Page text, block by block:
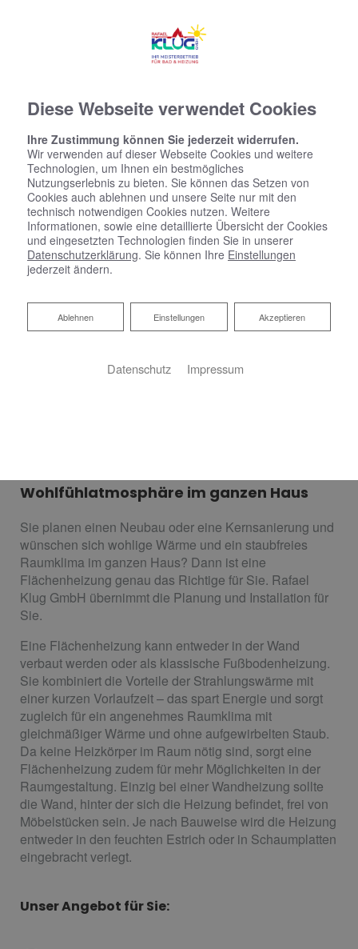
Wohlfühlatmosphäre im ganzen Haus
Sie planen einen Neubau oder eine Kernsanierung und
wünschen sich wohlige Wärme und ein staubfreies
Raumklima im ganzen Haus? Dann ist eine
Flächenheizung genau das Richtige für Sie. Rafael
Klug GmbH übernimmt die Planung und Installation für
Sie.
Eine Flächenheizung kann entweder in der Wand
verbaut werden oder als klassische Fußbodenheizung.
Sie kombiniert die Vorteile der Strahlungswärme mit
einer kurzen Vorlaufzeit – das spart Energie und sorgt
zugleich für ein angenehmes Raumklima mit
gleichmäßiger Wärme und ohne aufgewirbelten Staub.
Da keine Heizkörper im Raum nötig sind, sorgt eine
Flächenheizung zudem für mehr Möglichkeiten in der
Raumgestaltung. Einzig bei einer Wandheizung sollte
die Wand, hinter der sich die Heizung befindet, frei von
Möbelstücken sein. Je nach Bauweise wird die Heizung
entweder in den feuchten Estrich oder in Schaumplatten
eingebracht verlegt.
Unser Angebot für Sie:
Diese Webseite verwendet Cookies
Ihre Zustimmung können Sie jederzeit widerrufen.
Wir verwenden auf dieser Webseite Cookies und weitere
Technologien, um Ihnen ein bestmögliches
Nutzungserlebnis zu bieten. Sie können das Setzen von
Cookies auch ablehnen und unsere Seite nur mit den
technisch notwendigen Cookies nutzen. Weitere
Informationen, sowie eine detaillierte Übersicht der Cookies
und eingesetzten Technologien finden Sie in unserer
Datenschutzerklärung. Sie können Ihre Einstellungen
jederzeit ändern.
Akzeptieren
Einstellungen
Ablehnen
Ablehnen
Datenschutz Impressum